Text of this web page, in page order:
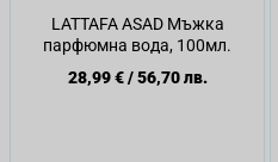
LATTAFA ASAD Мъжка
парфюмна вода, 100мл.
28,99 €/56,70 лв.